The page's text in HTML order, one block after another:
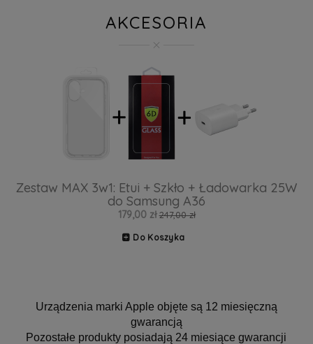
AKCESORIA
Zestaw MAX 3w1: Etui + Szkło + Ładowarka 25W
do Samsung A36
179,00 zł 247,00 zł
Do Koszyka
Urządzenia marki Apple objęte są 12 miesięczną
gwarancją
Pozostałe produkty posiadają 24 miesiące gwarancji